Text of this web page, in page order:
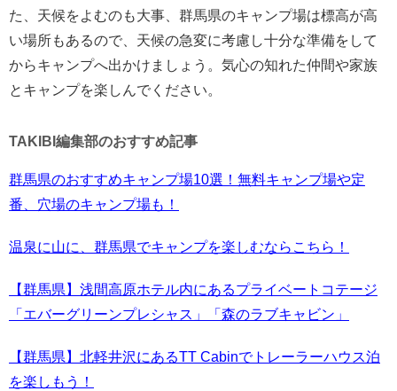
た、天候をよむのも大事、群馬県のキャンプ場は標高が高
い場所もあるので、天候の急変に考慮し十分な準備をして
からキャンプへ出かけましょう。気心の知れた仲間や家族
とキャンプを楽しんでください。
TAKIBI編集部のおすすめ記事
群馬県のおすすめキャンプ場10選！無料キャンプ場や定
番、穴場のキャンプ場も！
温泉に山に、群馬県でキャンプを楽しむならこちら！
【群馬県】浅間高原ホテル内にあるプライベートコテージ
「エバーグリーンプレシャス」「森のラブキャビン」
【群馬県】北軽井沢にあるTT Cabinでトレーラーハウス泊
を楽しもう！